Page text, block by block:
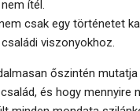
ítél.
csak egy történetet
viszonyokhoz.
őszintén
és hogy mennyire